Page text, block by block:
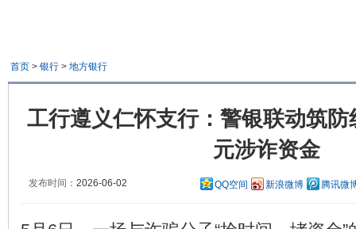
首页> 银行> 地方银行
工行遵义仁怀支行：警银联动筑防
元涉诈资金
发布时间： 2026-06-02 QQ空间 新浪微博 腾讯微